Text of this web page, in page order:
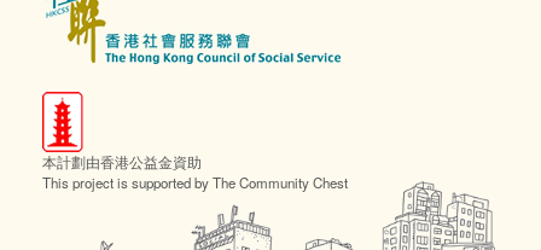
本計劃由香港公益金資助
This project is supported by The Community Chest